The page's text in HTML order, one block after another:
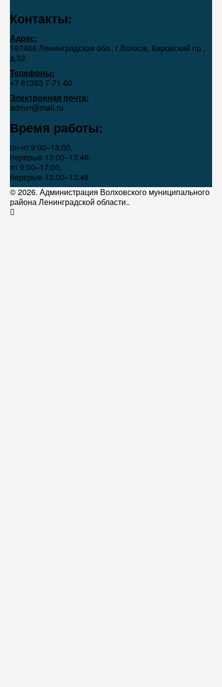
Контакты:
Адрес:
187406 Ленинградская обл., г.Волхов, Кировский пр.,
д.32.
Телефоны:
+7 81363 7‑71-60
Электронная почта:
admvr@mail.ru
Время работы:
пн-чт 9:00–18:00,
перерыв 13:00–13:48;
пт 9:00–17:00,
перерыв 13:00–13:48
© 2026. Администрация Волховского муниципального
района Ленинградской области..